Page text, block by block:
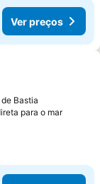
Ver preços
favoritos
Bastia
para o marVer